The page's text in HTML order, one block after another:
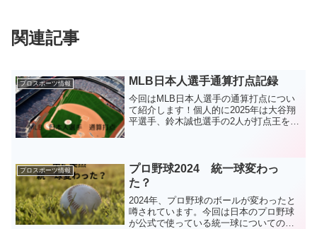
関連記事
プロスポーツ情報 MLB日本人選手通算打点記録
今回はMLB日本人選手の通算打点につい
て紹介します！個人的に2025年は大谷翔
平選手、鈴木誠也選手の2人が打点王を争
プロスポーツ情報
プロ野球2024 統一球変わっ
た？
2024年、プロ野球のボールが変わったと
噂されています。今回は日本のプロ野球
が公式で使っている統一球についての記